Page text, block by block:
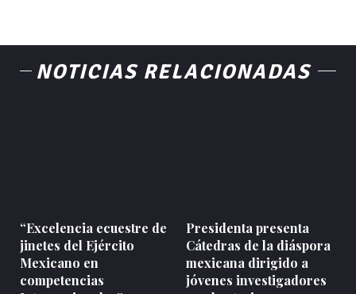
NOTICIAS RELACIONADAS
“Excelencia ecuestre de
jinetes del Ejército
Mexicano en
competencias
Presidenta presenta
Cátedras de la diáspora
mexicana dirigido a
jóvenes investigadores